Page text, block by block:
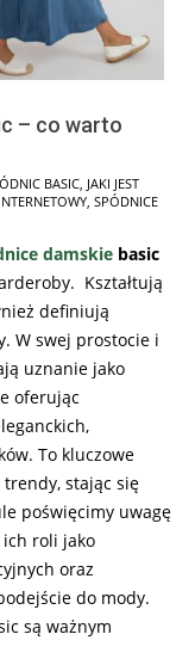
– co warto
BASIC, JAKI JEST
, SPÓDNICE
damskie basic
Kształtują
definiują
W swej prostocie i
uznanie jako
oferując
To kluczowe
stając się
poświęcimy uwagę
roli jako
oraz
do mody.
są ważnym